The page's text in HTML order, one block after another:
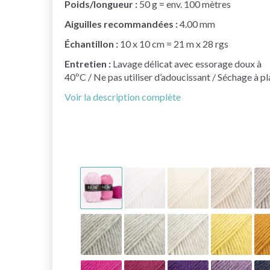
Poids/longueur : 50 g = env. 100 mètres
Aiguilles recommandées :4.00 mm
Échantillon : 10 x 10 cm = 21 m x 28 rgs
Entretien : Lavage délicat avec essorage doux à
40ºC / Ne pas utiliser d’adoucissant / Séchage à
Voir la description complète